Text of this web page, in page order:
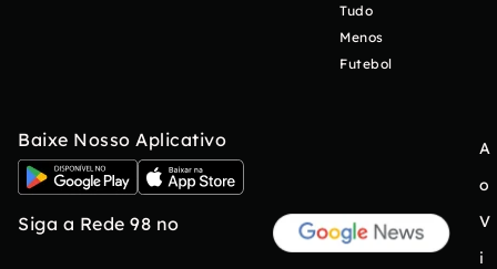
Tudo
Menos
Futebol
Baixe Nosso Aplicativo
Siga a Rede 98 no
A
o
V
i